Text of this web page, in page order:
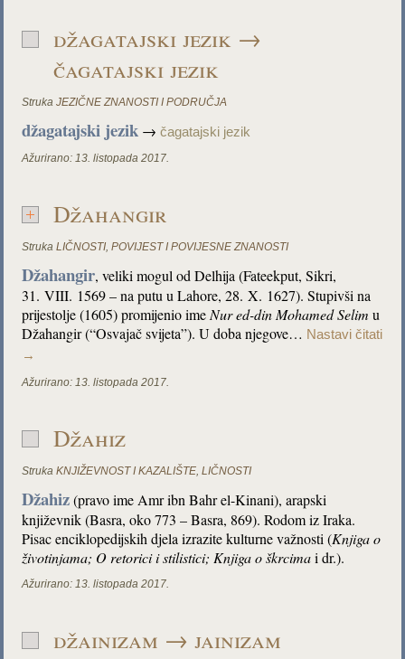
džagatajski jezik →
čagatajski jezik
Struka JEZIČNE ZNANOSTI I PODRUČJA
džagatajski jezik →čagatajski jezik
Ažurirano: 13. listopada 2017.
Džahangir
Struka LIČNOSTI,POVIJEST I POVIJESNE ZNANOSTI
Džahangir, veliki mogul od Delhija (Fateekput, Sikri,
31. VIII. 1569 – na putu u Lahore, 28. X. 1627). Stupivši na
prijestolje (1605) promijenio ime Nur ed-din Mohamed Selim u
Džahangir (“Osvajač svijeta”). U doba njegove… Nastavi čitati
→
Ažurirano: 13. listopada 2017.
Džahiz
Struka KNJIŽEVNOST I KAZALIŠTE,LIČNOSTI
Džahiz(pravo ime Amr ibn Bahr el-Kinani), arapski
književnik (Basra, oko 773 – Basra, 869). Rodom iz Iraka.
Pisac enciklopedijskih djela izrazite kulturne važnosti (Knjiga o
životinjama; O retorici i stilistici; Knjiga o škrcimai dr.).
Ažurirano: 13. listopada 2017.
džainizam → jainizam